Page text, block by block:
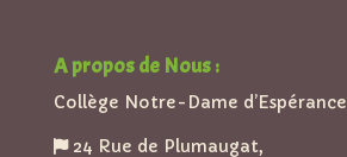
A propos de Nous :
Collège Notre-Dame d’Espérance
24 Rue de Plumaugat,